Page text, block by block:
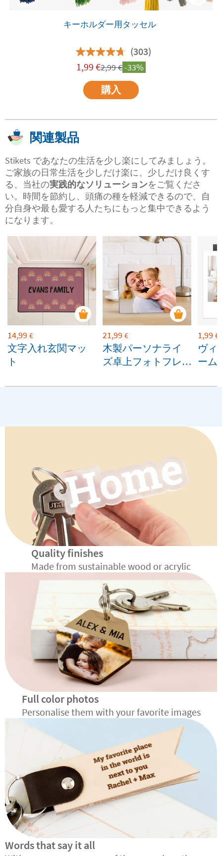
キーホルダー用タッセル
(303)
1,99 €2,99€-33%
購入
関連製品
Stikets であなたの生活を少し楽にしてみましょう。
ご家族の日常生活を少しだけ楽に、少しだけ良くす
る、当社の実践的なソリューションをご覧くださ
い。時間を節約し、頭痛の種を軽減できるので、自
分自身や最も愛する人たちにもっと集中できるよう
になります。
14,99 €
文字入れ玄関マッ
ト
21,99 €
木製パーソナライ
ズ卓上フォトフレ
1,99 €
ヴィ
ーム
Quality finishes
Made from sustainable wood or acrylic
Full color photos
Personalise them with your favorite images
Words that say it all